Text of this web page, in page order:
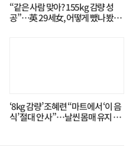
“같은 사람 맞아? 155kg 감량 성
공”…英 29세女, 어떻게 뺐나 봤더
‘8kg 감량’ 조혜련 “마트에서 ‘이 음
식’ 절대 안 사”…날씬 몸매 유지 비